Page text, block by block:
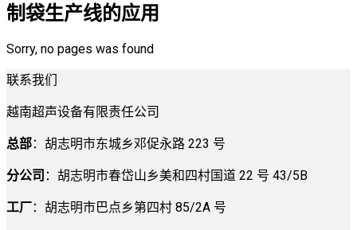
制袋生产线的应用
Sorry, no pages was found
联系我们
越南超声设备有限责任公司
总部：胡志明市东城乡邓促永路 223 号
分公司 ：胡志明市春岱山乡美和四村国道 22 号 43/5B
工厂：胡志明市巴点乡第四村 85/2A 号